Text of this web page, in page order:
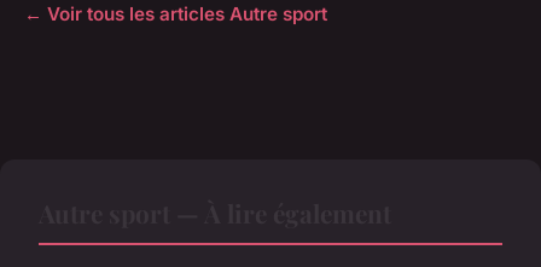
← Voir tous les articles Autre sport